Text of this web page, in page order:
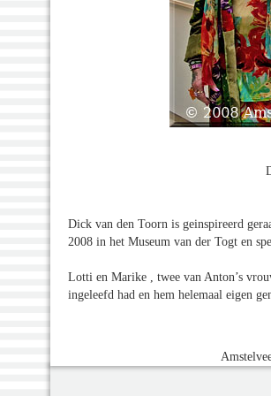
Dick van den Toorn is geinspireerd
2008 in het Museum van der Togt en
Lotti en Marike , twee van Anton’s
ingeleefd had en hem helemaal eigen